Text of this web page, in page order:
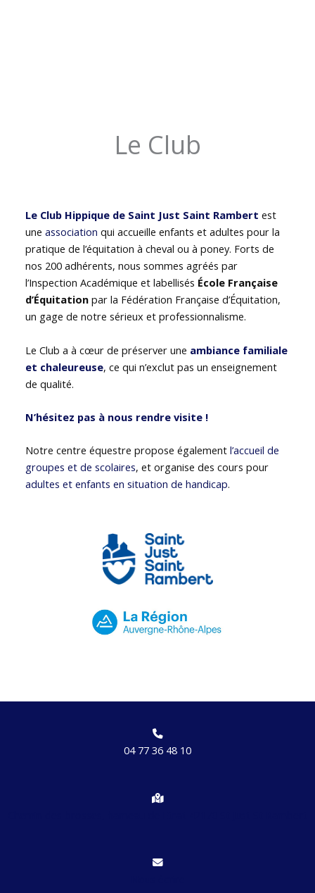
Le Club
Le Club Hippique de Saint Just Saint Rambert est
uneassociation qui accueille enfants et adultes pour la
pratique de l’équitation à cheval ou à poney. Forts de
nos 200 adhérents, nous sommes agréés par
l’Inspection Académique et labellisés École Française
d’Équitation par la Fédération Française d’Équitation,
un gage de notre sérieux et professionnalisme.
Le Club a à cœur de préserver une ambiance familiale
et chaleureuse, ce qui n’exclut pas un enseignement
de qualité.
N’hésitez pas à nous rendre visite !
Notre centre équestre propose égalementl’accueil de
groupes et de scolaires, et organise des cours pour
adultes et enfants en situation de handicap.
04 77 36 48 10